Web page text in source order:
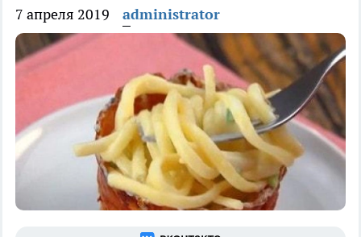
7 апреля 2019 administrator